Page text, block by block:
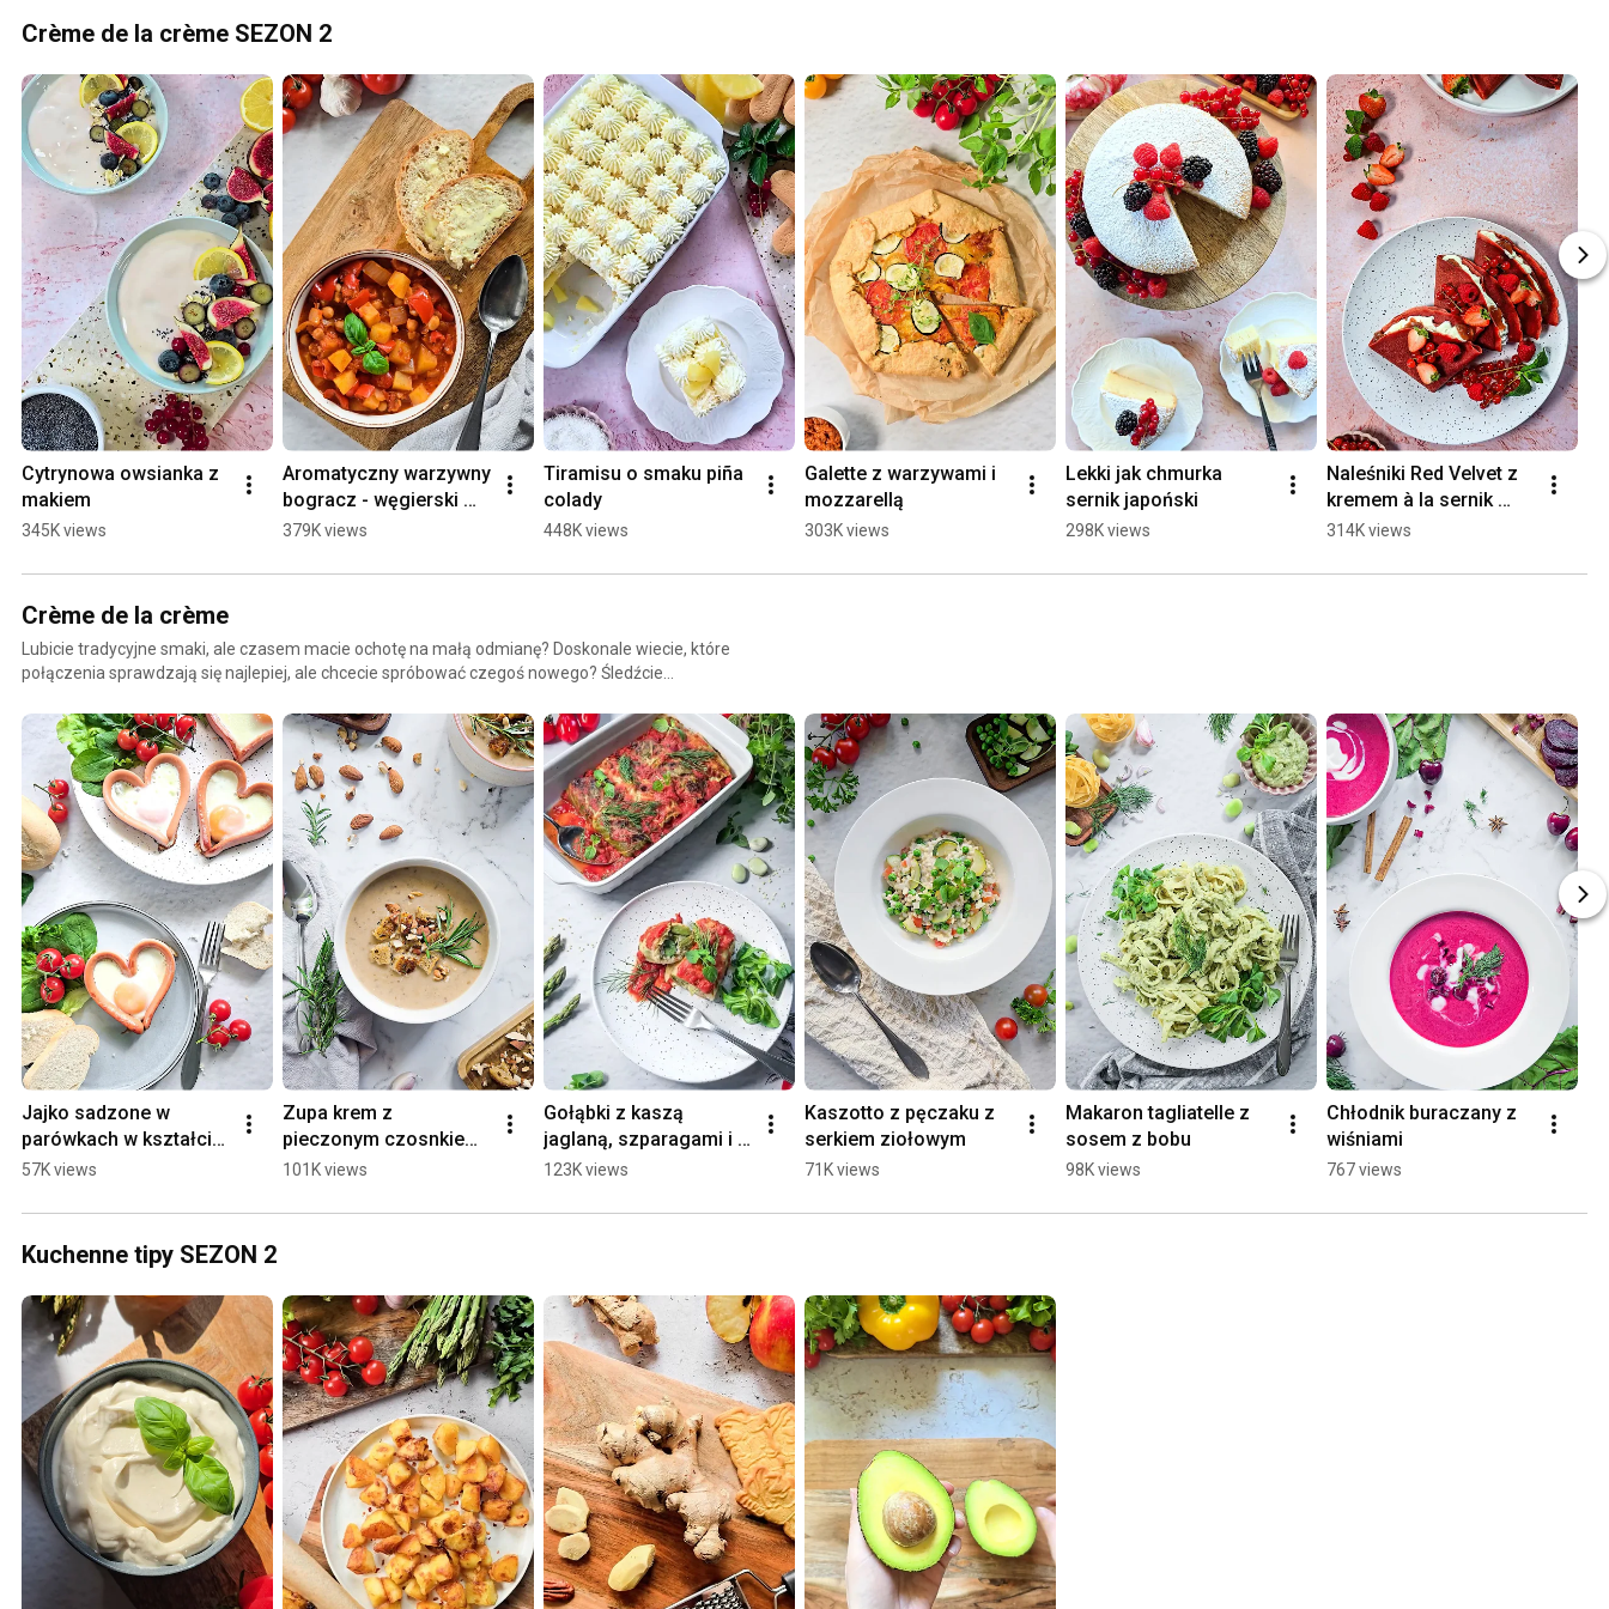
Crème de la crème SEZON 2
Cytrynowa owsianka z
makiem
345K views
Aromatyczny warzywny
bogracz - węgierski
gulasz
379K views
Tiramisu o smaku piña
colady
448K views
Galette z warzywami i
mozzarellą
303K views
Lekki jak chmurka
sernik japoński
298K views
Naleśniki Red Velvet z
kremem à la sernik
nowojorski
314K views
Crème de la crème
Lubicie tradycyjne smaki, ale czasem macie ochotę na małą odmianę? Doskonale wiecie, które
połączenia sprawdzają się najlepiej, ale chcecie spróbować czegoś nowego? Śledźcie
Jajko sadzone w
parówkach w kształcie
serca
57K views
Zupa krem z
pieczonym czosnkiem i
migdałami
101K views
Gołąbki z kaszą
jaglaną, szparagami i
bobem
123K views
Kaszotto z pęczaku z
serkiem ziołowym
71K views
Makaron tagliatelle z
sosem z bobu
98K views
Chłodnik buraczany z
wiśniami
767 views
Kuchenne tipy SEZON 2